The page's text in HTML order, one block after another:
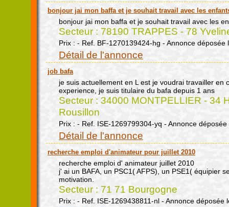
bonjour jai mon baffa et je souhait travail avec les
bonjour jai mon baffa et je souhait travail avec les
Secteur : 78190 TRAPPES - 78
Prix : - Ref. BF-1270139424-hg - Annonce déposée
Détail de l'annonce
job bafa
je suis actuellement en L est je voudrai travailler en
experience, je suis titulaire du bafa depuis 1 ans
Secteur : 34000 MONTPELLIER - 34
Rousillon
Prix : - Ref. ISE-1269799304-yq - Annonce
Détail de l'annonce
recherche emploi d'animateur pour juillet 2010
recherche emploi d' animateur juillet 2010
j' ai un BAFA, un PSC1( AFPS), un PSE1( équipier
motivation.
Secteur : 71 71 Bourgogne
Prix : - Ref. ISE-1269438811-nl - Annonce déposée